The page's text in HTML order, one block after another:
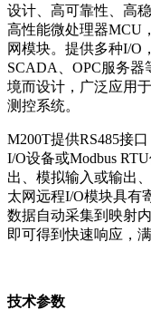
设计、高可靠性、高
高性能微处理器MCU
网模块。提供多种I/O
SCADA、OPC服务
境而设计，广泛应用
测控系统。
M200T提供RS485接
I/O设备或Modbus
出、模拟输入或输出
太网远程I/O模块具有
数据自动采集到映射
即可得到快速响应，
技术参数